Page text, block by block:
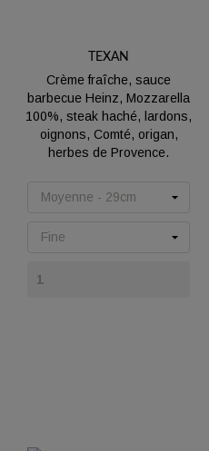
TEXAN
Crème fraîche, sauce
barbecue Heinz, Mozzarella
100%, steak haché, lardons,
oignons, Comté, origan,
herbes de Provence.